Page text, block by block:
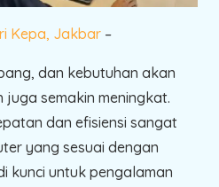
Kepa, Jakbar –
dan kebutuhan akan
semakin meningkat.
dan efisiensi sangat
yang sesuai dengan
kunci untuk pengalaman